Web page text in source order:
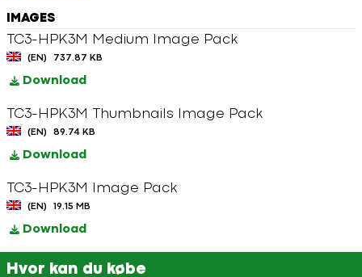
IMAGES
TC3-HPK3M Medium Image Pack
(EN) 737.87 KB
Download
TC3-HPK3M Thumbnails Image Pack
(EN) 89.74 KB
Download
TC3-HPK3M Image Pack
(EN) 19.15 MB
Download
Hvor kan du købe